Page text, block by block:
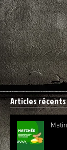
Articles récents